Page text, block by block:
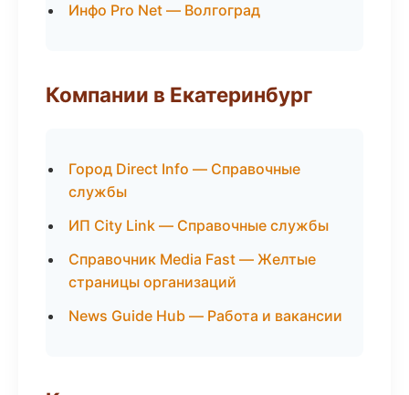
Инфо Pro Net — Волгоград
Компании в Екатеринбург
Город Direct Info — Справочные
службы
ИП City Link — Справочные службы
Справочник Media Fast — Желтые
страницы организаций
News Guide Hub — Работа и вакансии